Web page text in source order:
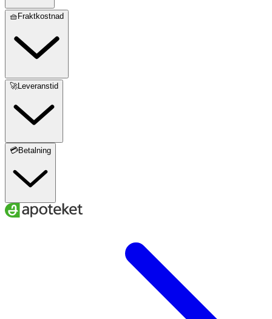
🧺Fraktkostnad
🚀Leveranstid
💳Betalning